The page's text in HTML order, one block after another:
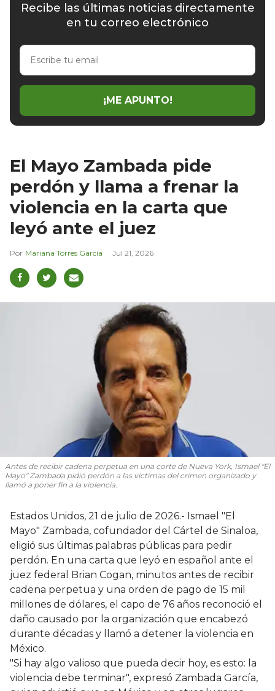
Recibe las últimas noticias directamente
en tu correo electrónico
Escribe
email
¡ME APUNTO!
El Mayo Zambada pide
perdón y llama a frenar la
violencia en la carta que
leyó ante el juez
Mariana Torres García Jul 21, 2026
Antes de recibir cadena perpetua en una corte de Nueva York, Ismael "El
Mayo" Zambada pidió perdón a las víctimas del crimen organizado y
llamó a poner fin a la violencia.
Estados Unidos, 21 de julio de 2026.- Ismael "El
Mayo" Zambada, cofundador del Cártel de Sinaloa,
eligió sus últimas palabras públicas para pedir
perdón. En una carta que leyó en español ante el
juez federal Brian Cogan, minutos antes de recibir
cadena perpetua y una orden de pago de 15 mil
millones de dólares, el capo de 76 años reconoció el
daño causado por la organización que encabezó
durante décadas y llamó a detener la violencia en
México.
"Si hay algo valioso que pueda decir hoy, es esto: la
violencia debe terminar", expresó Zambada García,